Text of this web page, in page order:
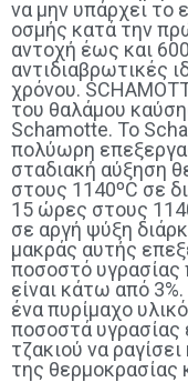
να μην υπάρχει το
οσμής κατά την
αντοχή έως και
αντιδιαβρωτικές
χρόνου.
του θαλάμου
Schamotte. Το
πολύωρη
σταδιακή αύξηση
στους 1140ºC σε
15 ώρες στους
σε αργή ψύξη
μακράς αυτής
ποσοστό υγρασίας
είναι κάτω από
ένα πυρίμαχο
ποσοστά υγρασίας
τζακιού να
της θερμοκρασίας